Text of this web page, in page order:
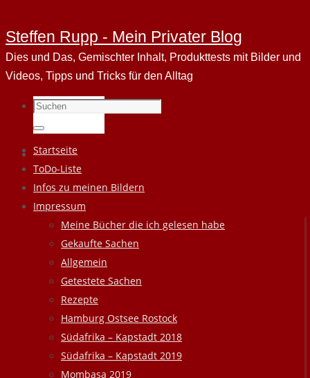
Steffen Rupp - Mein Privater Blog
Dies und Das, Gemischter Inhalt, Produkttests mit Bilder und
Videos, Tipps und Tricks für den Alltag
Suchen
nach:
Suchen
Zum
Inhalt
springen
Startseite
ToDo-Liste
Infos zu meinen Bildern
Impressum
Meine Bücher die ich gelesen habe
Gekaufte Sachen
Allgemein
Getestete Sachen
Rezepte
Hamburg Ostsee Rostock
Südafrika – Kapstadt 2018
Südafrika – Kapstadt 2019
Mombasa 2019